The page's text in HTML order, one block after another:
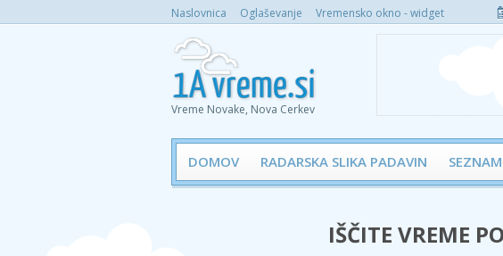
Naslovnica Oglaševanje Vremensko okno - widget
Vreme Novake, Nova Cerkev
DOMOV RADARSKA SLIKA PADAVIN
IŠČITE VREME